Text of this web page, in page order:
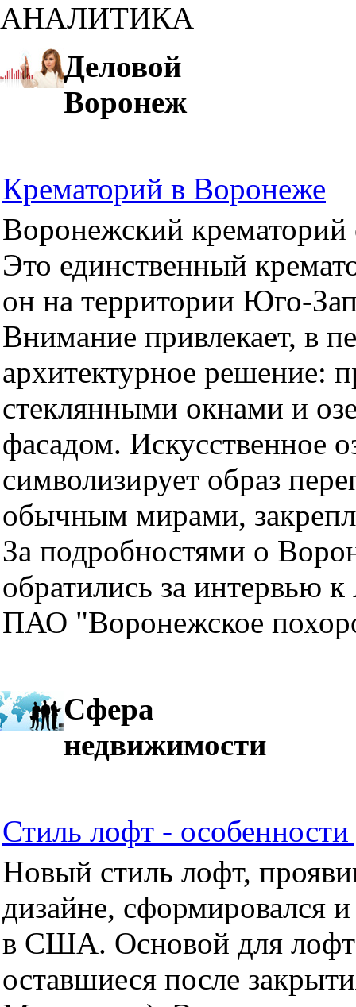
АНАЛИТИКА
Деловой
Воронеж
Крематорий в Воронеже
Воронежский крематорий
Это единственный
он на территории Юго-
Внимание привлекает, в
архитектурное решение:
стеклянными окнами и
фасадом. Искусственное
символизирует образ
обычным мирами,
За подробностями о
обратились за интервью
ПАО "Воронежское
Сфера
недвижимости
Стиль лофт -
Новый стиль лофт,
дизайне, сформировался
в США. Основой для
оставшиеся после